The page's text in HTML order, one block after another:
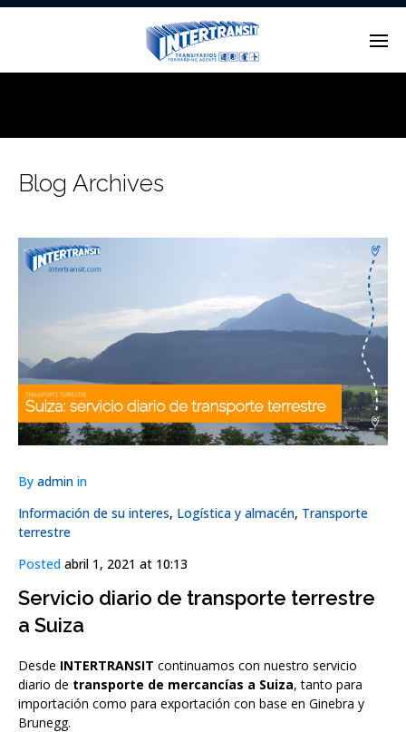
Blog Archives
By admin in
Información de su interes, Logística y almacén, Transporte
terrestre
Posted abril 1, 2021 at 10:13
Servicio diario de transporte terrestre
a Suiza
Desde INTERTRANSIT continuamos con nuestro servicio
diario de transporte de mercancías a Suiza, tanto para
importación como para exportación con base en Ginebra y
Brunegg.